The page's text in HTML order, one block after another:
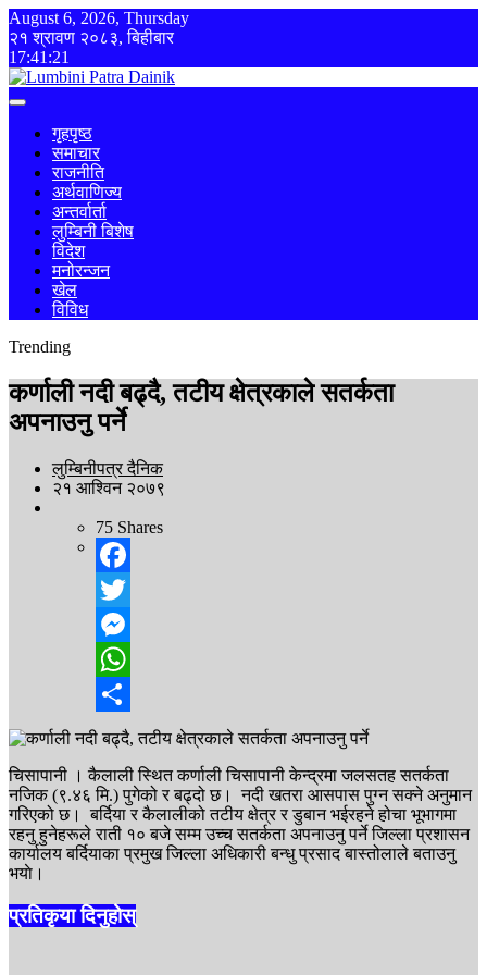
August 6, 2026, Thursday
२१ श्रावण २०८३, बिहीबार
17:41:21
गृहपृष्ठ
समाचार
राजनीति
अर्थवाणिज्य
अन्तर्वार्ता
लुम्बिनी बिशेष
विदेश
मनोरन्जन
खेल
विविध
Trending
कर्णाली नदी बढ्दै, तटीय क्षेत्रकाले सतर्कता
अपनाउनु पर्ने
लुम्बिनीपत्र दैनिक
२१ आश्विन २०७९
75 Shares
Facebook
Twitter
Messenger
WhatsApp
Share
चिसापानी । कैलाली स्थित कर्णाली चिसापानी केन्द्रमा जलसतह सतर्कता
नजिक (९.४६ मि.) पुगेको र बढ्दो छ। नदी खतरा आसपास पुग्न सक्ने अनुमान
गरिएको छ। बर्दिया र कैलालीको तटीय क्षेत्र र डुबान भईरहने होचा भूभागमा
रहनु हुनेहरूले राती १० बजे सम्म उच्च सतर्कता अपनाउनु पर्ने जिल्ला प्रशासन
कार्यालय बर्दियाका प्रमुख जिल्ला अधिकारी बन्धु प्रसाद बास्तोलाले बताउनु
भयाे।
प्रतिकृया दिनुहोस्